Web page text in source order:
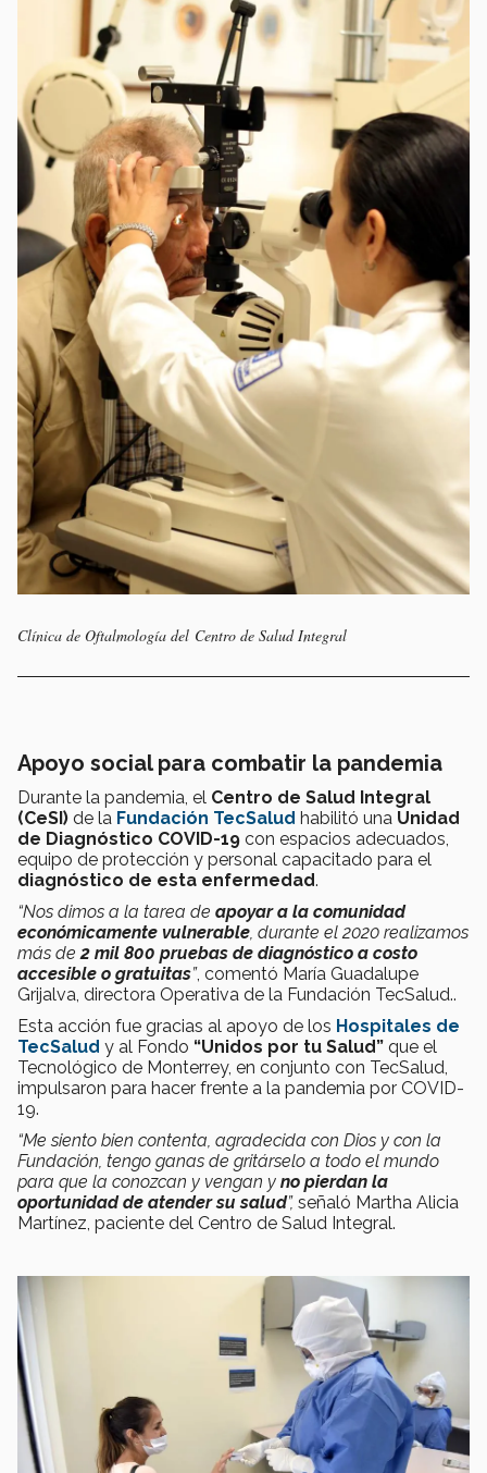
Clínica de Oftalmología del Centro de Salud Integral
Apoyo social para combatir la pandemia
Durante la pandemia, el Centro de Salud Integral
(CeSI) de la Fundación TecSalud habilitó una Unidad
de Diagnóstico COVID-19 con espacios adecuados,
equipo de protección y personal capacitado para el
diagnóstico de esta enfermedad.
“Nos dimos a la tarea de apoyar a la comunidad
económicamente vulnerable , durante el 2020 realizamos
más de 2 mil 800 pruebas de diagnóstico a costo
accesible o gratuitas”, comentó María Guadalupe
Grijalva, directora Operativa de la Fundación TecSalud..
Esta acción fue gracias al apoyo de los Hospitales de
TecSalud y al Fondo “Unidos por tu Salud” que el
Tecnológico de Monterrey, en conjunto con TecSalud,
impulsaron para hacer frente a la pandemia por COVID-
19.
“Me siento bien contenta, agradecida con Dios y con la
Fundación, tengo ganas de gritárselo a todo el mundo
para que la conozcan y vengan y no pierdan la
oportunidad de atender su salud”, señaló Martha Alicia
Martínez, paciente del Centro de Salud Integral.